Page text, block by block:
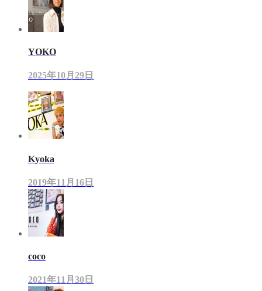
YOKO
2025年10月29日
Kyoka
2019年11月16日
coco
2021年11月30日